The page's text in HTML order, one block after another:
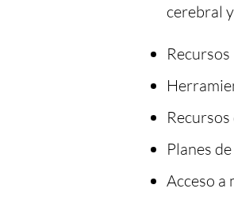
cerebral
Planes
Acceso a